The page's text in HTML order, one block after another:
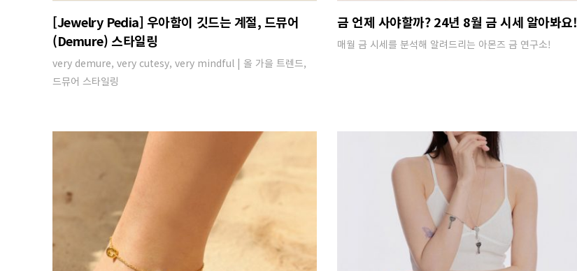
[Jewelry Pedia] 우아함이 깃드는 계절, 드뮤어
(Demure) 스타일링
very demure, very cutesy, very mindful | 올 가을 트렌드,
드뮤어 스타일링​
금 언제 사야할까? 24년 8월 금 시세 알아봐요!
매월 금 시세를 분석해 알려드리는 아몬즈 금 연구소!